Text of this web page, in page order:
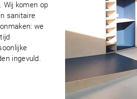
Wij komen op
sanitaire
we
ingevuld.